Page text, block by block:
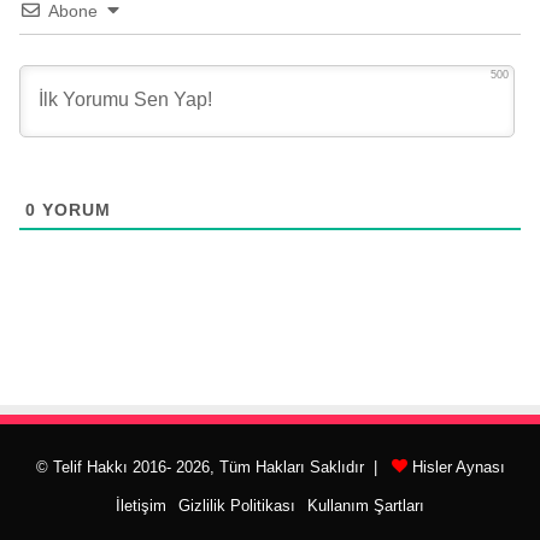
Abone
500
0 YORUM
© Telif Hakkı 2016- 2026, Tüm Hakları Saklıdır | Hisler Aynası
İletişim Gizlilik Politikası Kullanım Şartları